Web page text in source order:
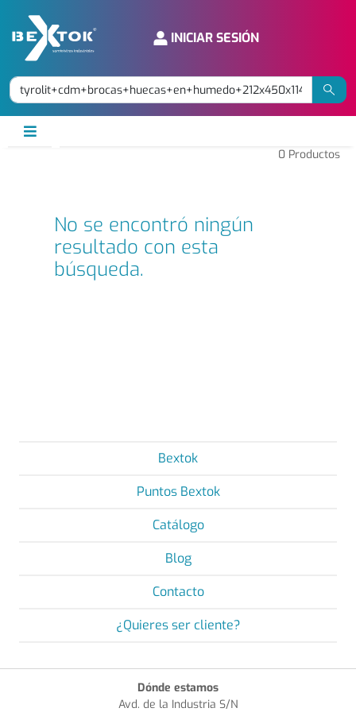
INICIAR SESIÓN
0 Productos
No se encontró ningún
resultado con esta
búsqueda.
Bextok
Puntos Bextok
Catálogo
Blog
Contacto
¿Quieres ser cliente?
Dónde estamos
Avd. de la Industria S/N